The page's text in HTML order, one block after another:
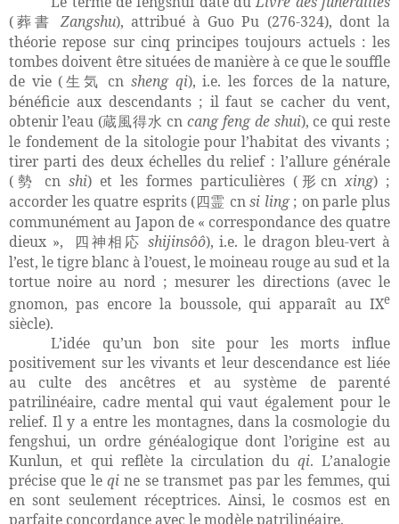
( 葬書 Zangshu), attribué à Guo Pu (276-324), dont la
théorie repose sur cinq principes toujours actuels : les
tombes doivent être situées de manière à ce que le souffle
de vie ( 生気 cnsheng qi), i.e. les forces de la nature,
bénéficie aux descendants ; il faut se cacher du vent,
obtenir l’eau (蔵風得水 cncang feng de shui), ce qui reste
le fondement de la sitologie pour l’habitat des vivants ;
tirer parti des deux échelles du relief : l’allure générale
( 勢 cn shi) et les formes particulières ( 形 cnxing) ;
accorder les quatre esprits ( 四霊 cnsi ling; on parle plus
communément au Japon de « correspondance des quatre
dieux »,
四神相応 shijinsôô), i.e. le dragon bleu-vert à
l’est, le tigre blanc à l’ouest, le moineau rouge au sud et la
tortue noire au nord ; mesurer les directions (avec le
gnomon, pas encore la boussole, qui apparaît au IXe
siècle).
L’idée qu’un bon site pour les morts influe
positivement sur les vivants et leur descendance est liée
au culte des ancêtres et au système de parenté
patrilinéaire, cadre mental qui vaut également pour le
relief. Il y a entre les montagnes, dans la cosmologie du
fengshui, un ordre généalogique dont l’origine est au
Kunlun, et qui reflète la circulation duqi. L’analogie
précise que leqi ne se transmet pas par les femmes, qui
en sont seulement réceptrices. Ainsi, le cosmos est en
parfaite concordance avec le modèle patrilinéaire.